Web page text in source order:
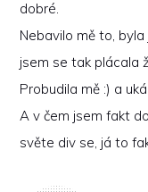
dobré.
Nebavilo mě to,
jsem se tak plácala
Probudila mě :) a
A v čem jsem fakt
světe div se, já to